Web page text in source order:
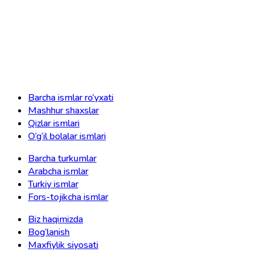
Barcha ismlar ro‘yxati
Mashhur shaxslar
Qizlar ismlari
O‘g‘il bolalar ismlari
Barcha turkumlar
Arabcha ismlar
Turkiy ismlar
Fors-tojikcha ismlar
Biz haqimizda
Bog‘lanish
Maxfiylik siyosati